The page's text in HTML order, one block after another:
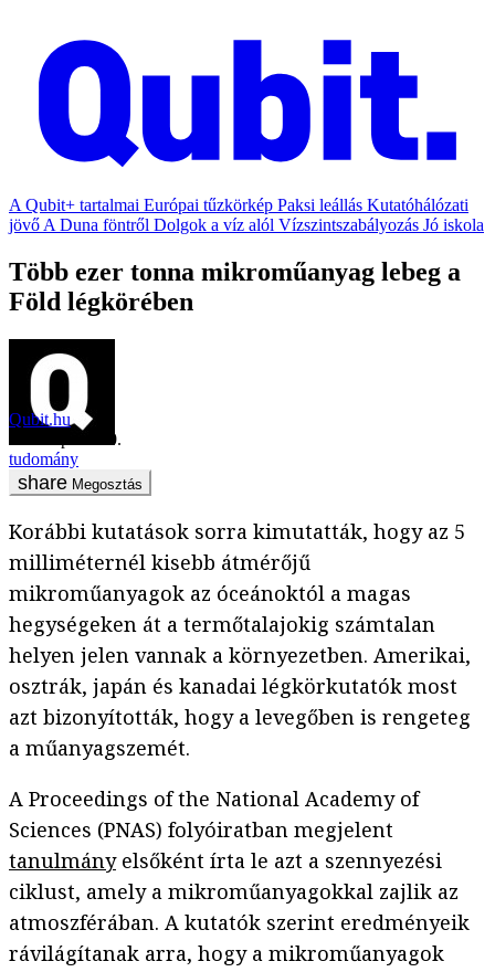
A Qubit+ tartalmai Európai tűzkörkép Paksi leállás Kutatóhálózati
jövő A Duna föntről Dolgok a víz alól Vízszintszabályozás Jó iskola
Több ezer tonna mikroműanyag lebeg a
Föld légkörében
Qubit.hu
2021. április 20.
tudomány
Megosztás
Korábbi kutatások sorra kimutatták, hogy az 5
milliméternél kisebb átmérőjű
mikroműanyagok az óceánoktól a magas
hegységeken át a termőtalajokig számtalan
helyen jelen vannak a környezetben. Amerikai,
osztrák, japán és kanadai légkörkutatók most
azt bizonyították, hogy a levegőben is rengeteg
a műanyagszemét.
A Proceedings of the National Academy of
Sciences (PNAS) folyóiratban megjelent
tanulmányelsőként írta le azt a szennyezési
ciklust, amely a mikroműanyagokkal zajlik az
atmoszférában. A kutatók szerint eredményeik
rávilágítanak arra, hogy a mikroműanyagok